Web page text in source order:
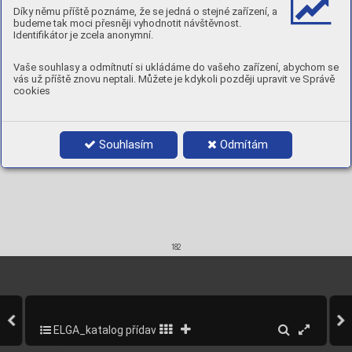
Díky němu příště poznáme, že se jedná o stejné zařízení, a
budeme tak moci přesněji vyhodnotit návštěvnost.
Identifikátor je zcela anonymní.
Vaše souhlasy a odmítnutí si ukládáme do vašeho zařízení, abychom se
vás už příště znovu neptali. Můžete je kdykoli později upravit ve Správě
cookies
Souhlasím Odmítám
182
Product data:
  
1,6 x 1000 5 kg
97101016
2,0 x 1000
5 kg
ELGA_katalog přídavných materiálů_2013 184